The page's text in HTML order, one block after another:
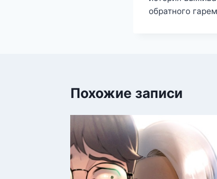
обратного
Похожие записи